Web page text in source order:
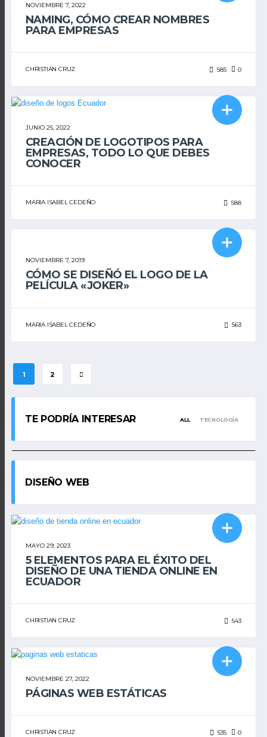
NOVIEMBRE 7, 2022
NAMING, CÓMO CREAR NOMBRES
PARA EMPRESAS
CHRISTIAN CRUZ 585 0
JUNIO 25, 2022
CREACIÓN DE LOGOTIPOS PARA
EMPRESAS, TODO LO QUE DEBES
CONOCER
MARIA ISABEL CEDEÑO 588
NOVIEMBRE 7, 2019
CÓMO SE DISEÑÓ EL LOGO DE LA
PELÍCULA «JOKER»
MARIA ISABEL CEDEÑO 563
1 2
TE PODRÍA INTERESAR ALL TECNOLOGÍA
GUSTAN TANTO LOS PRODUCTOS DE APPLE?
DISEÑO WEB
MAYO 29, 2023
5 ELEMENTOS PARA EL ÉXITO DEL
DISEÑO DE UNA TIENDA ONLINE EN
ECUADOR
CHRISTIAN CRUZ 543
NOVIEMBRE 27, 2022
PÁGINAS WEB ESTÁTICAS
CHRISTIAN CRUZ 535 0